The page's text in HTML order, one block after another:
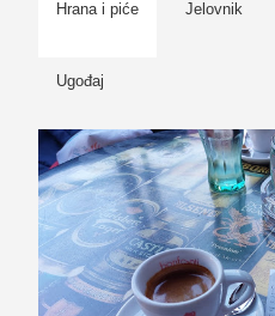
Hrana i piće Jelovnik
Ugođaj